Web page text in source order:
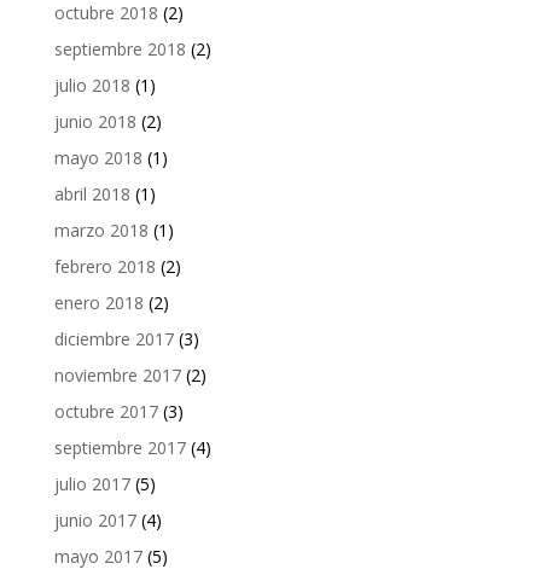
octubre 2018 (2)
septiembre 2018 (2)
julio 2018 (1)
junio 2018 (2)
mayo 2018 (1)
abril 2018 (1)
marzo 2018 (1)
febrero 2018 (2)
enero 2018 (2)
diciembre 2017(3)
noviembre 2017(2)
octubre 2017(3)
septiembre 2017(4)
julio 2017(5)
junio 2017(4)
mayo 2017(5)